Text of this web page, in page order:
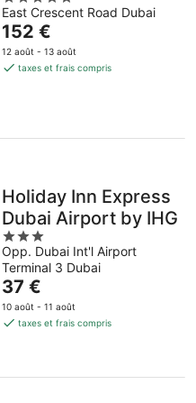
out
of
5
East Crescent Road Dubai
Le
prix
est
nuit
152 €
12 août - 13 août
taxes et frais compris
Holiday Inn Express
Dubai Airport by IHG
3
out
of
5
Opp. Dubai Int'l Airport
Terminal 3 Dubai
Le
prix
est
par
37 €
10 août - 11 août
taxes et frais compris